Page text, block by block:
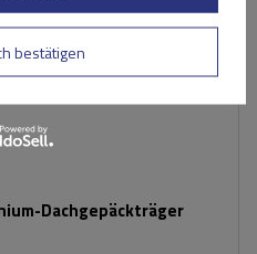
Dachgepäckträger
bestätigen